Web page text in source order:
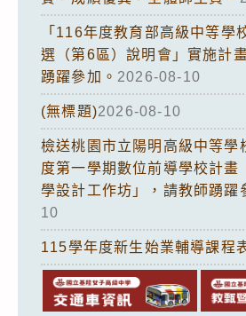
「116年度教育部高級中等學
選（第6區）說明會」實施計
踴躍參加。 2026-08-10
(無標題)2026-08-10
檢送桃園市立陽明高級中等學
度第一學期數位前導學校計畫
學設計工作坊」，請教師踴躍
10
115學年度新生始業輔導課程